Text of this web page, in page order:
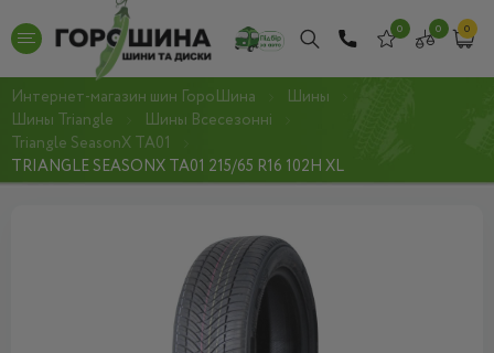
0 0 0
Интернет-магазин шин ГороШина
Шины
Шины Triangle
Шины Всесезонні
Triangle SeasonX TA01
TRIANGLE SEASONX TA01 215/65 R16 102H XL